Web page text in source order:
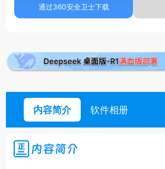
通过360安全卫士下载
内容简介 软件相册
内容简介